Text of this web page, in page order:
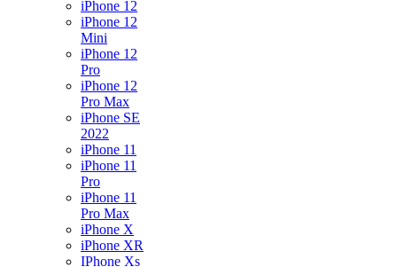
iPhone 12
iPhone 12
Mini
iPhone 12
Pro
iPhone 12
Pro Max
iPhone SE
2022
iPhone 11
iPhone 11
Pro
iPhone 11
Pro Max
iPhone X
iPhone XR
IPhone Xs